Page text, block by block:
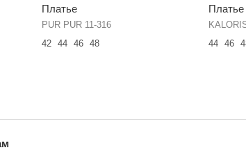
Платье
PUR PUR 11-316
42
44 46 48
Платье
44
46